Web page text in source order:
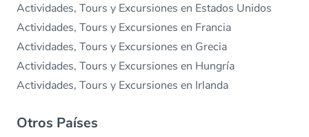
Actividades, Tours y Excursiones en Estados Unidos
Actividades, Tours y Excursiones en Francia
Actividades, Tours y Excursiones en Grecia
Actividades, Tours y Excursiones en Hungría
Actividades, Tours y Excursiones en Irlanda
Otros Países